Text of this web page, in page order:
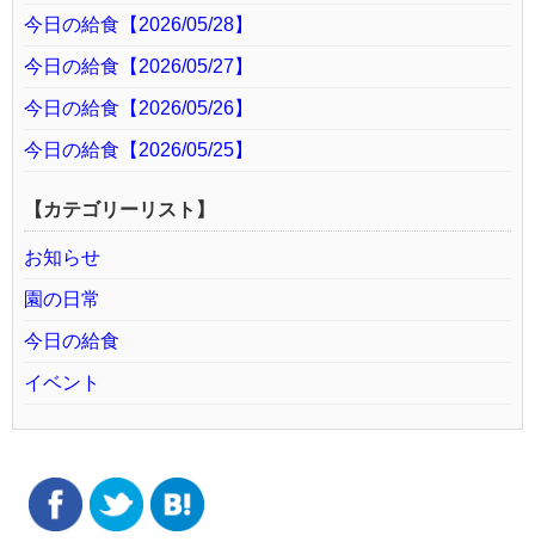
今日の給食【2026/05/28】
今日の給食【2026/05/27】
今日の給食【2026/05/26】
今日の給食【2026/05/25】
【カテゴリーリスト】
お知らせ
園の日常
今日の給食
イベント